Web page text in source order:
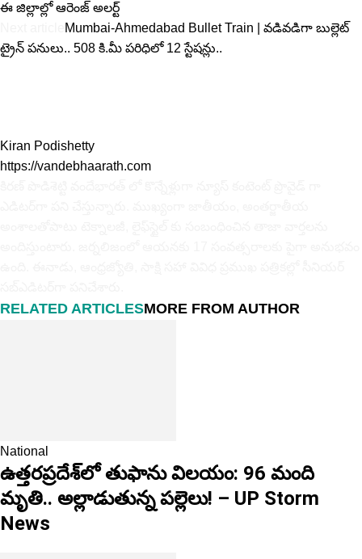
ఈ జిల్లాల్లో ఆరెంజ్ అలర్ట్
Mumbai-Ahmedabad Bullet Train | వ‌డివ‌డిగా బుల్లెట్
ట్రైన్ ప‌నులు.. 508 కి.మీ ప‌రిధిలో 12 స్టేష‌న్లు..
Kiran Podishetty
https://vandebhaarath.com
RELATED ARTICLESMORE FROM AUTHOR
National
ఉత్తరప్రదేశ్‌లో తుఫాను విలయం: 96 మంది
మృతి.. అల్లాడుతున్న పల్లెలు! – UP Storm
News